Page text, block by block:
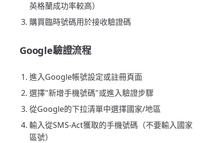
英格蘭成功率較高）
購買臨時號碼用於接收驗證碼
Google驗證流程
進入Google帳號設定或註冊頁面
選擇"新增手機號碼"或進入驗證步驟
從Google的下拉清單中選擇國家/地區
輸入從SMS-Act獲取的手機號碼（不要輸入國家
區號）